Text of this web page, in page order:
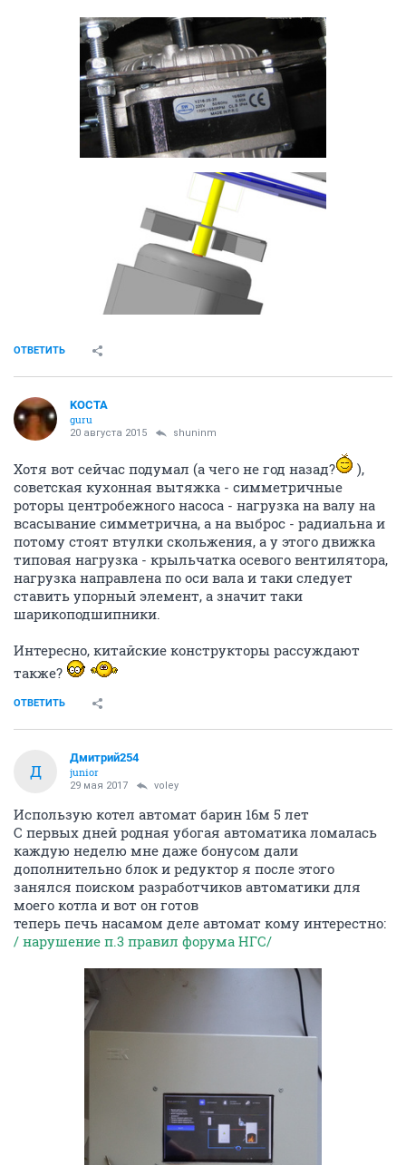
ОТВЕТИТЬ
KOCTA
guru
20 августа 2015 shuninm
Хотя вот сейчас подумал (а чего не год назад?
),
советская кухонная вытяжка - симметричные
роторы центробежного насоса - нагрузка на валу на
всасывание симметрична, а на выброс - радиальна и
потому стоят втулки скольжения, а у этого движка
типовая нагрузка - крыльчатка осевого вентилятора,
нагрузка направлена по оси вала и таки следует
ставить упорный элемент, а значит таки
шарикоподшипники.
Интересно, китайские конструкторы рассуждают
также?
ОТВЕТИТЬ
Д
Дмитрий254
junior
29 мая 2017 voley
Использую котел автомат барин 16м 5 лет
С первых дней родная убогая автоматика ломалась
каждую неделю мне даже бонусом дали
дополнительно блок и редуктор я после этого
занялся поиском разработчиков автоматики для
моего котла и вот он готов
теперь печь насамом деле автомат кому интерестно:
/ нарушение п.3 правил форума НГС/